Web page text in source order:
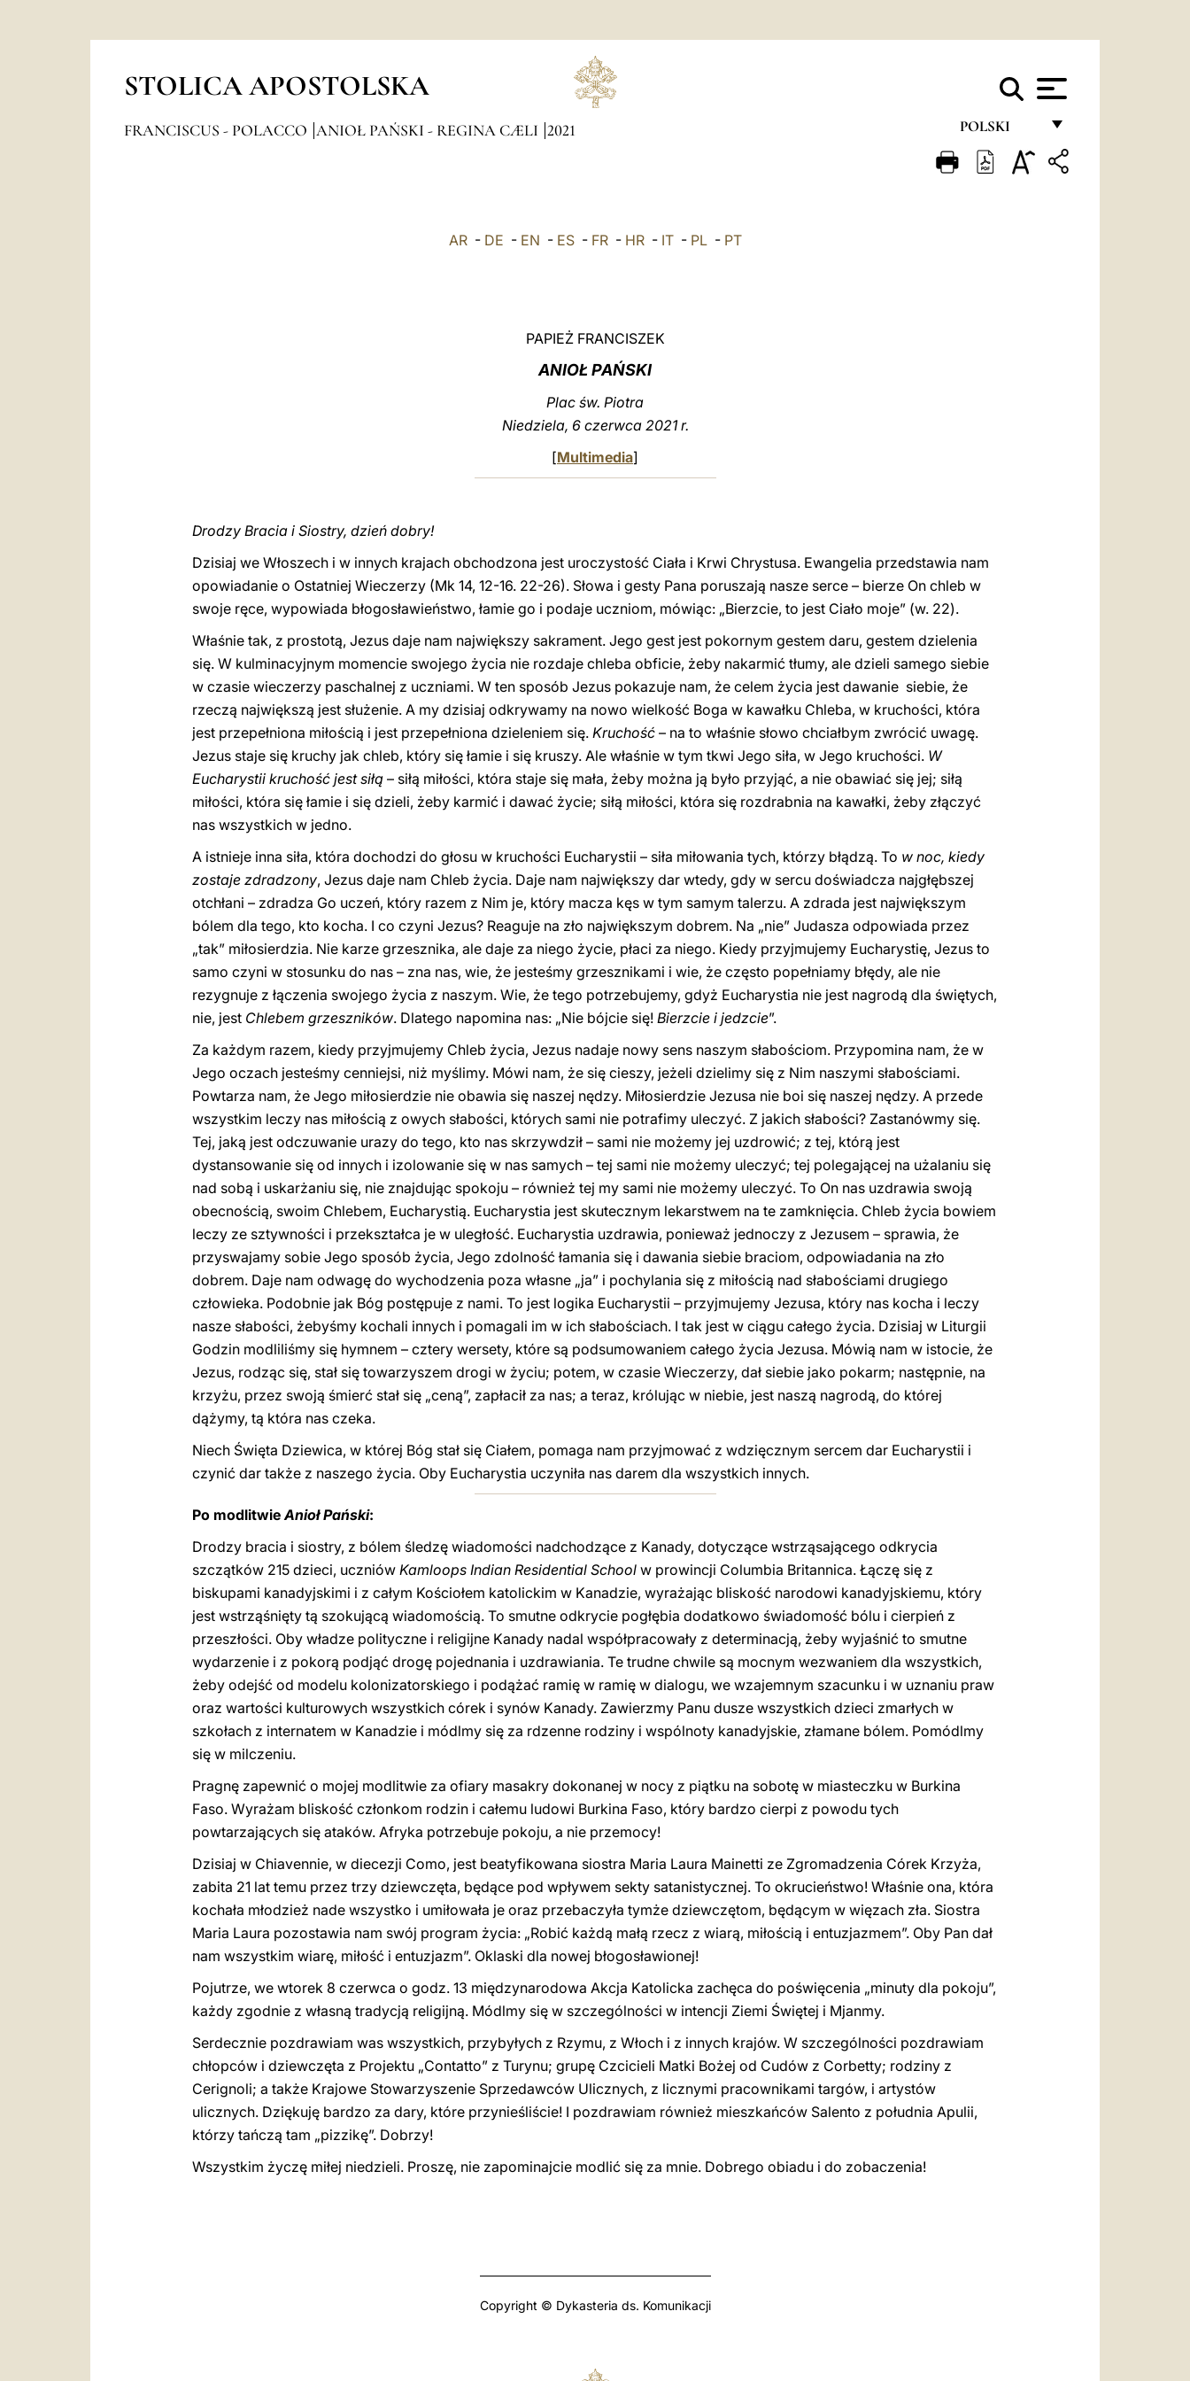
STOLICA APOSTOLSKA
POLSKI
FRANÇAIS
FRANCISCUS - POLACCO ANIOŁ PAŃSKI - REGINA CÆLI 2021
AR- DE - EN - ES- FR- HR- IT- PL- PT
PAPIEŻ FRANCISZEK
ANIOŁ PAŃSKI
Plac św. Piotra
Niedziela, 6 czerwca 2021 r.
[Multimedia]
Drodzy Bracia i Siostry, dzień dobry!
Dzisiaj we Włoszech i w innych krajach obchodzona jest uroczystość Ciała i Krwi Chrystusa. Ewangelia przedstawia nam
opowiadanie o Ostatniej Wieczerzy (Mk 14, 12-16. 22-26). Słowa i gesty Pana poruszają nasze serce – bierze On chleb w
swoje ręce, wypowiada błogosławieństwo, łamie go i podaje uczniom, mówiąc: „Bierzcie, to jest Ciało moje” (w. 22).
Właśnie tak, z prostotą, Jezus daje nam największy sakrament. Jego gest jest pokornym gestem daru, gestem dzielenia
się. W kulminacyjnym momencie swojego życia nie rozdaje chleba obficie, żeby nakarmić tłumy, ale dzieli samego siebie
w czasie wieczerzy paschalnej z uczniami. W ten sposób Jezus pokazuje nam, że celem życia jest dawanie siebie, że
rzeczą największą jest służenie. A my dzisiaj odkrywamy na nowo wielkość Boga w kawałku Chleba, w kruchości, która
jest przepełniona miłością i jest przepełniona dzieleniem się. Kruchość – na to właśnie słowo chciałbym zwrócić uwagę.
Jezus staje się kruchy jak chleb, który się łamie i się kruszy. Ale właśnie w tym tkwi Jego siła, w Jego kruchości. W
Eucharystii kruchość jest siłą – siłą miłości, która staje się mała, żeby można ją było przyjąć, a nie obawiać się jej; siłą
miłości, która się łamie i się dzieli, żeby karmić i dawać życie; siłą miłości, która się rozdrabnia na kawałki, żeby złączyć
nas wszystkich w jedno.
A istnieje inna siła, która dochodzi do głosu w kruchości Eucharystii – siła miłowania tych, którzy błądzą. To w noc, kiedy
zostaje zdradzony, Jezus daje nam Chleb życia. Daje nam największy dar wtedy, gdy w sercu doświadcza najgłębszej
otchłani – zdradza Go uczeń, który razem z Nim je, który macza kęs w tym samym talerzu. A zdrada jest największym
bólem dla tego, kto kocha. I co czyni Jezus? Reaguje na zło największym dobrem. Na „nie” Judasza odpowiada przez
„tak” miłosierdzia. Nie karze grzesznika, ale daje za niego życie, płaci za niego. Kiedy przyjmujemy Eucharystię, Jezus to
samo czyni w stosunku do nas – zna nas, wie, że jesteśmy grzesznikami i wie, że często popełniamy błędy, ale nie
rezygnuje z łączenia swojego życia z naszym. Wie, że tego potrzebujemy, gdyż Eucharystia nie jest nagrodą dla świętych,
nie, jest Chlebem grzeszników. Dlatego napomina nas: „Nie bójcie się! Bierzcie i jedzcie”.
Za każdym razem, kiedy przyjmujemy Chleb życia, Jezus nadaje nowy sens naszym słabościom. Przypomina nam, że w
Jego oczach jesteśmy cenniejsi, niż myślimy. Mówi nam, że się cieszy, jeżeli dzielimy się z Nim naszymi słabościami.
Powtarza nam, że Jego miłosierdzie nie obawia się naszej nędzy. Miłosierdzie Jezusa nie boi się naszej nędzy. A przede
wszystkim leczy nas miłością z owych słabości, których sami nie potrafimy uleczyć. Z jakich słabości? Zastanówmy się.
Tej, jaką jest odczuwanie urazy do tego, kto nas skrzywdził – sami nie możemy jej uzdrowić; z tej, którą jest
dystansowanie się od innych i izolowanie się w nas samych – tej sami nie możemy uleczyć; tej polegającej na użalaniu się
nad sobą i uskarżaniu się, nie znajdując spokoju – również tej my sami nie możemy uleczyć. To On nas uzdrawia swoją
obecnością, swoim Chlebem, Eucharystią. Eucharystia jest skutecznym lekarstwem na te zamknięcia. Chleb życia bowiem
leczy ze sztywności i przekształca je w uległość. Eucharystia uzdrawia, ponieważ jednoczy z Jezusem – sprawia, że
przyswajamy sobie Jego sposób życia, Jego zdolność łamania się i dawania siebie braciom, odpowiadania na zło
dobrem. Daje nam odwagę do wychodzenia poza własne „ja” i pochylania się z miłością nad słabościami drugiego
człowieka. Podobnie jak Bóg postępuje z nami. To jest logika Eucharystii – przyjmujemy Jezusa, który nas kocha i leczy
nasze słabości, żebyśmy kochali innych i pomagali im w ich słabościach. I tak jest w ciągu całego życia. Dzisiaj w Liturgii
Godzin modliliśmy się hymnem – cztery wersety, które są podsumowaniem całego życia Jezusa. Mówią nam w istocie, że
Jezus, rodząc się, stał się towarzyszem drogi w życiu; potem, w czasie Wieczerzy, dał siebie jako pokarm; następnie, na
krzyżu, przez swoją śmierć stał się „ceną”, zapłacił za nas; a teraz, królując w niebie, jest naszą nagrodą, do której
dążymy, tą która nas czeka.
Niech Święta Dziewica, w której Bóg stał się Ciałem, pomaga nam przyjmować z wdzięcznym sercem dar Eucharystii i
czynić dar także z naszego życia. Oby Eucharystia uczyniła nas darem dla wszystkich innych.
Po modlitwieAnioł Pański:
Drodzy bracia i siostry, z bólem śledzę wiadomości nadchodzące z Kanady, dotyczące wstrząsającego odkrycia
szczątków 215 dzieci, uczniów Kamloops Indian Residential School w prowincji Columbia Britannica. Łączę się z
biskupami kanadyjskimi i z całym Kościołem katolickim w Kanadzie, wyrażając bliskość narodowi kanadyjskiemu, który
jest wstrząśnięty tą szokującą wiadomością. To smutne odkrycie pogłębia dodatkowo świadomość bólu i cierpień z
przeszłości. Oby władze polityczne i religijne Kanady nadal współpracowały z determinacją, żeby wyjaśnić to smutne
wydarzenie i z pokorą podjąć drogę pojednania i uzdrawiania. Te trudne chwile są mocnym wezwaniem dla wszystkich,
żeby odejść od modelu kolonizatorskiego i podążać ramię w ramię w dialogu, we wzajemnym szacunku i w uznaniu praw
oraz wartości kulturowych wszystkich córek i synów Kanady. Zawierzmy Panu dusze wszystkich dzieci zmarłych w
szkołach z internatem w Kanadzie i módlmy się za rdzenne rodziny i wspólnoty kanadyjskie, złamane bólem. Pomódlmy
się w milczeniu.
Pragnę zapewnić o mojej modlitwie za ofiary masakry dokonanej w nocy z piątku na sobotę w miasteczku w Burkina
Faso. Wyrażam bliskość członkom rodzin i całemu ludowi Burkina Faso, który bardzo cierpi z powodu tych
powtarzających się ataków. Afryka potrzebuje pokoju, a nie przemocy!
Dzisiaj w Chiavennie, w diecezji Como, jest beatyfikowana siostra Maria Laura Mainetti ze Zgromadzenia Córek Krzyża,
zabita 21 lat temu przez trzy dziewczęta, będące pod wpływem sekty satanistycznej. To okrucieństwo! Właśnie ona, która
kochała młodzież nade wszystko i umiłowała je oraz przebaczyła tymże dziewczętom, będącym w więzach zła. Siostra
Maria Laura pozostawia nam swój program życia: „Robić każdą małą rzecz z wiarą, miłością i entuzjazmem”. Oby Pan dał
nam wszystkim wiarę, miłość i entuzjazm”. Oklaski dla nowej błogosławionej!
Pojutrze, we wtorek 8 czerwca o godz. 13 międzynarodowa Akcja Katolicka zachęca do poświęcenia „minuty dla pokoju”,
każdy zgodnie z własną tradycją religijną. Módlmy się w szczególności w intencji Ziemi Świętej i Mjanmy.
Serdecznie pozdrawiam was wszystkich, przybyłych z Rzymu, z Włoch i z innych krajów. W szczególności pozdrawiam
chłopców i dziewczęta z Projektu „Contatto” z Turynu; grupę Czcicieli Matki Bożej od Cudów z Corbetty; rodziny z
Cerignoli; a także Krajowe Stowarzyszenie Sprzedawców Ulicznych, z licznymi pracownikami targów, i artystów
ulicznych. Dziękuję bardzo za dary, które przynieśliście! I pozdrawiam również mieszkańców Salento z południa Apulii,
którzy tańczą tam „pizzikę”. Dobrzy!
Wszystkim życzę miłej niedzieli. Proszę, nie zapominajcie modlić się za mnie. Dobrego obiadu i do zobaczenia!
Copyright © Dykasteria ds. Komunikacji